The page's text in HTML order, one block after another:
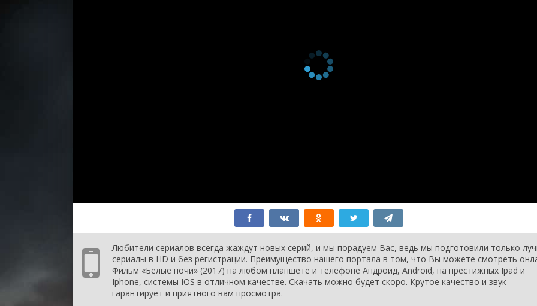
Любители сериалов всегда жаждут новых серий, и мы порадуем Вас, ведь мы подготовили только
сериалы в HD и без регистрации. Преимущество нашего портала в том, что Вы можете смотреть
Фильм «Белые ночи» (2017) на любом планшете и телефоне Андроид, Android, на престижных Ipad и
Iphone, системы IOS в отличном качестве. Скачать можно будет скоро. Крутое качество и звук
гарантирует и приятного вам просмотра.